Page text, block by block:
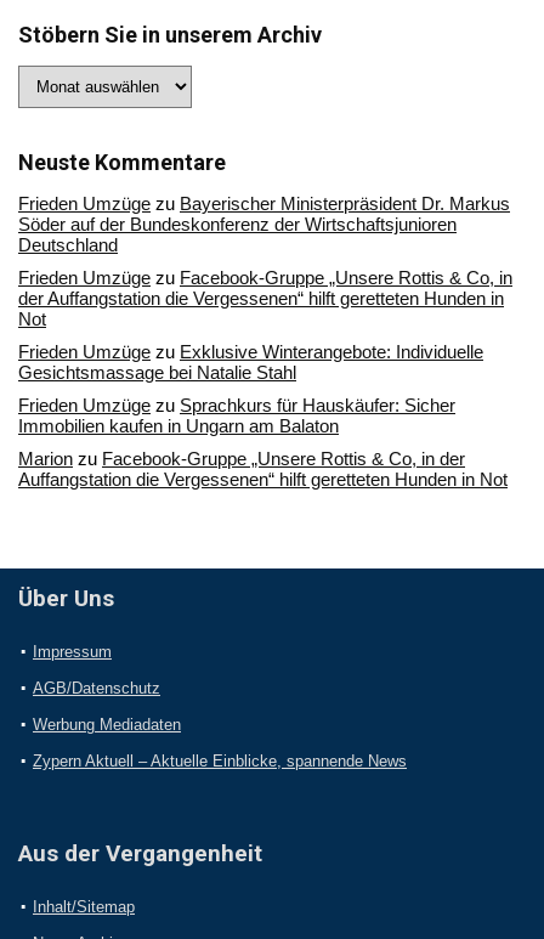
Stöbern Sie in unserem Archiv
Sie
Archiv
Neuste Kommentare
Frieden Umzüge zu Bayerischer Ministerpräsident Dr. Markus
Söder auf der Bundeskonferenz der Wirtschaftsjunioren
Deutschland
Frieden Umzüge zu Facebook-Gruppe „Unsere Rottis & Co, in
der Auffangstation die Vergessenen“ hilft geretteten Hunden in
Not
Frieden Umzüge zu Exklusive Winterangebote: Individuelle
Gesichtsmassage bei Natalie Stahl
Frieden Umzüge zu Sprachkurs für Hauskäufer: Sicher
Immobilien kaufen in Ungarn am Balaton
Marion zu Facebook-Gruppe „Unsere Rottis & Co, in der
Auffangstation die Vergessenen“ hilft geretteten Hunden in Not
Über Uns
Impressum
AGB/Datenschutz
Werbung Mediadaten
Zypern Aktuell – Aktuelle Einblicke, spannende News
Aus der Vergangenheit
Inhalt/Sitemap